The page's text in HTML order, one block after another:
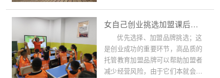
管，共享托管、上市托管”十个托管
的创新模式。
女自己创业挑选加盟课后托管机构如何
优先选择、加盟品牌挑选；这
是创业成功的重要环节，高品质的
托管教育加盟品牌可以帮助加盟者
减少经营风险，由于它们本就会有